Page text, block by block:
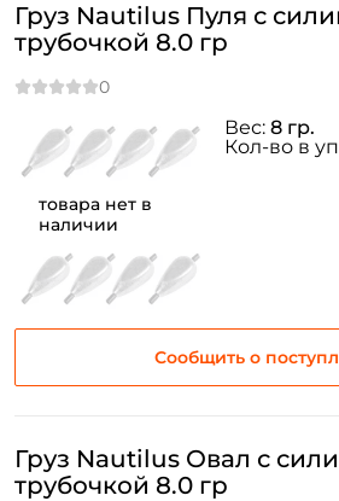
товара нет в
наличии
Груз Nautilus Пуля с
трубочкой 8.0 гр
Сообщить о
Вес: 8 гр.
Кол-во в
Груз Nautilus Овал с
трубочкой 8.0 гр